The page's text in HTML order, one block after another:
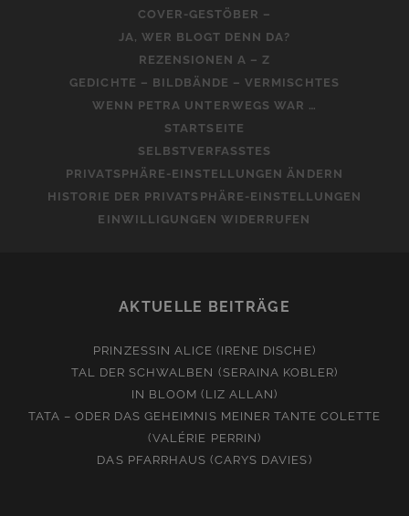
COVER-GESTÖBER –
JA, WER BLOGT DENN DA?
REZENSIONEN A – Z
GEDICHTE – BILDBÄNDE – VERMISCHTES
WENN PETRA UNTERWEGS WAR …
STARTSEITE
SELBSTVERFASSTES
PRIVATSPHÄRE-EINSTELLUNGEN ÄNDERN
HISTORIE DER PRIVATSPHÄRE-EINSTELLUNGEN
EINWILLIGUNGEN WIDERRUFEN
AKTUELLE BEITRÄGE
PRINZESSIN ALICE (IRENE DISCHE)
TAL DER SCHWALBEN (SERAINA KOBLER)
IN BLOOM (LIZ ALLAN)
TATA – ODER DAS GEHEIMNIS MEINER TANTE COLETTE
(VALÉRIE PERRIN)
DAS PFARRHAUS (CARYS DAVIES)